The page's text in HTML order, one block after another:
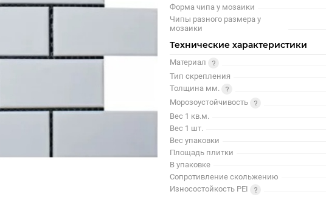
Форма чипа у мозаики
Чипы разного размера у
мозаики
Технические характеристики
Материал
Тип скрепления
Толщина мм.
Морозоустойчивость
Вес 1 кв.м.
Вес 1 шт.
Вес упаковки
Площадь плитки
В упаковке
Сопротивление скольжению
Износостойкость PEI